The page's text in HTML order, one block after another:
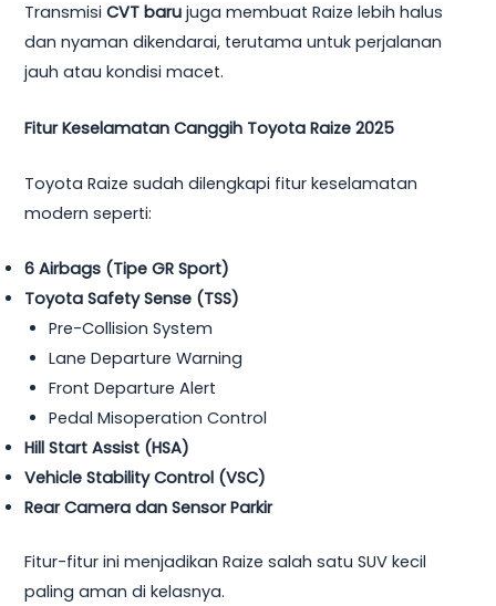
TransmisiCVT baru juga membuat Raize lebih halus
dan nyaman dikendarai, terutama untuk perjalanan
jauh atau kondisi macet.
Fitur Keselamatan Canggih Toyota Raize 2025
Toyota Raize sudah dilengkapi fitur keselamatan
modern seperti:
6 Airbags (Tipe GR Sport)
Toyota Safety Sense (TSS)
Pre-Collision System
Lane Departure Warning
Front Departure Alert
Pedal Misoperation Control
Hill Start Assist (HSA)
Vehicle Stability Control (VSC)
Rear Camera dan Sensor Parkir
Fitur-fitur ini menjadikan Raize salah satu SUV kecil
paling aman di kelasnya.